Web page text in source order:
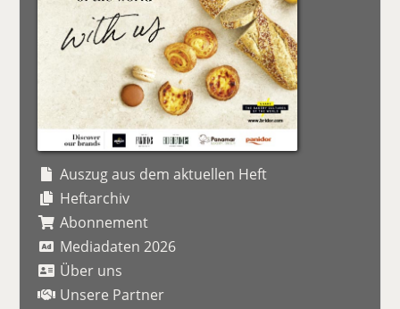
Auszug aus dem aktuellen Heft
Heftarchiv
Abonnement
Mediadaten 2026
Über uns
Unsere Partner